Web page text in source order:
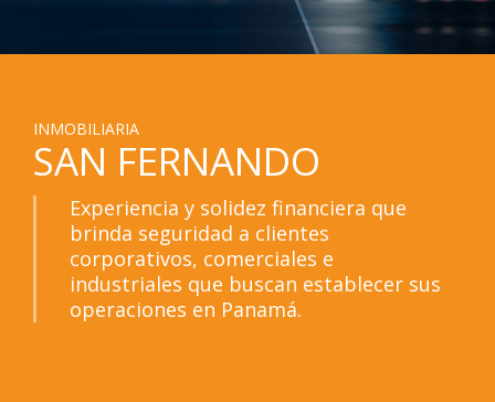
INMOBILIARIA
SAN FERNANDO
Experiencia y solidez financiera que
brinda seguridad a clientes
corporativos, comerciales e
industriales que buscan establecer sus
operaciones en Panamá.